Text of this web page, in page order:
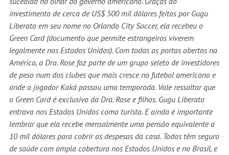
investimento de cerca de US$ 500 mil dólares feitos por Gugu
Liberato em seu nome no Orlando City Soccer, ela recebeu o
Green Card (documento que permite estrangeiros viverem
legalmente nos Estados Unidos). Com todas as portas abertas na
América, a Dra. Rose faz parte de um grupo seleto de investidores
de peso num dos clubes que mais cresce no futebol americano e
onde o jogador Kaká passou uma temporada. Vale ressaltar que
o Green Card é exclusivo da Dra. Rose e filhos. Gugu Liberato
entrava nos Estados Unidos como turista. E ainda é importante
lembrar que ela recebe mensalmente uma pensão equivalente a
10 mil dólares para cobrir as despesas da casa. Todos têm seguro
de saúde com ampla cobertura nos Estados Unidos e no Brasil, e